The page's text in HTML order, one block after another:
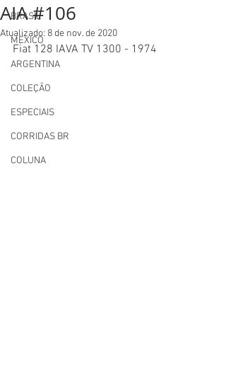
BRASIL
MEXICO
ARGENTINA
COLEÇÃO
ESPECIAIS
CORRIDAS BR
COLUNA
AIA #106
Atualizado: 8 de nov. de 2020
Fiat 128 IAVA TV 1300 - 1974